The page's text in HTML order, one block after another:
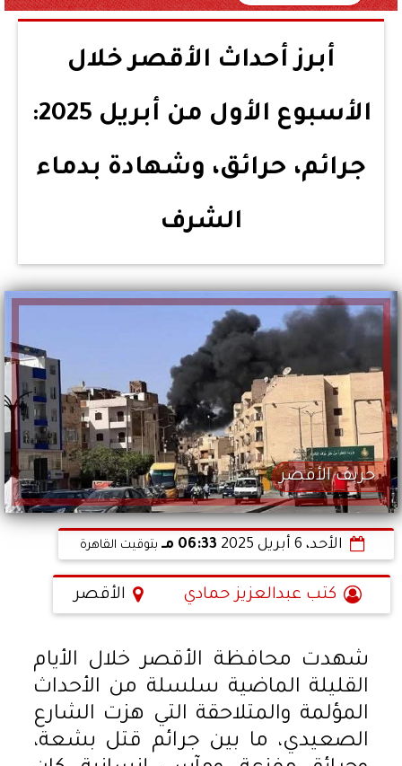
أبرز أحداث الأقصر خلال
الأسبوع الأول من أبريل 2025:
جرائم، حرائق، وشهادة بدماء
الشرف
حريف الأقصر
الأحد، 6 أبريل 2025 06:33 مـ بتوقيت القاهرة
كتب عبدالعزيز حمادي الأقصر
شهدت محافظة الأقصر خلال الأيام
القليلة الماضية سلسلة من الأحداث
المؤلمة والمتلاحقة التي هزت الشارع
الصعيدي، ما بين جرائم قتل بشعة،